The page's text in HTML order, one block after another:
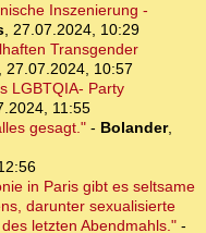
Inszenierung -
, 27.07.2024, 10:29
Transgender
, 27.07.2024, 10:57
LGBTQIA- Party
11:55
gesagt."- Bolander,
in Paris gibt es seltsame
darunter sexualisierte
letzten Abendmahls." -